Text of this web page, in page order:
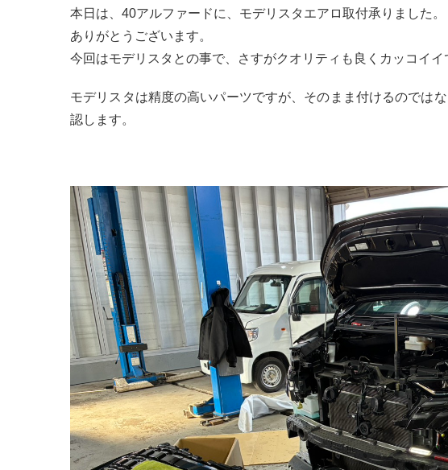
本日は、40アルファードに、モデリスタエアロ取付承りました。
ありがとうございます。
今回はモデリスタとの事で、さすがクオリティも良くカッコイイ
モデリスタは精度の高いパーツですが、そのまま付けるのでは
認します。